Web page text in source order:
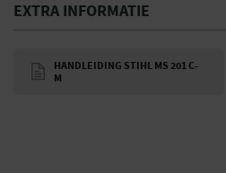
EXTRA INFORMATIE
HANDLEIDING STIHL MS 201 C-
M